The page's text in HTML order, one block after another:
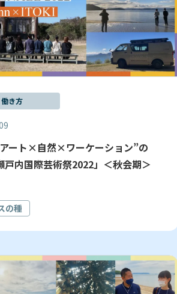
働き方
ート×自然×ワーケーション”の
戸内国際芸術祭2022」＜秋会期＞
の種